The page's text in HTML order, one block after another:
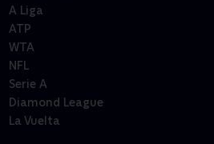
A Liga
ATP
WTA
NFL
Serie A
Diamond League
La Vuelta